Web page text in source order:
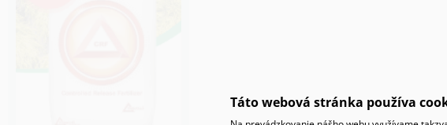
Táto webová stránka používa